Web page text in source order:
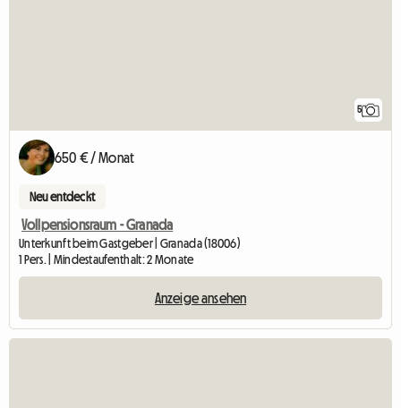
5
650 € / Monat
Neu entdeckt
Vollpensionsraum - Granada
Unterkunft beim Gastgeber | Granada (18006)
1 Pers. | Mindestaufenthalt: 2 Monate
Anzeige ansehen